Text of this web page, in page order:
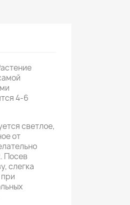
4-6
светлое,
от
Посев
cлегка